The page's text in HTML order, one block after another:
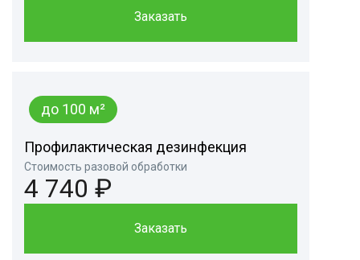
Заказать
до 100 м²
Профилактическая дезинфекция
Стоимость разовой обработки
4 740 ₽
Заказать